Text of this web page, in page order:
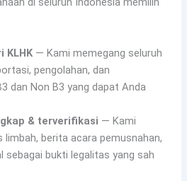
KLHK — Kami memegang seluruh
pengolahan, dan
dan Non B3 yang dapat Anda
& terverifikasi — Kami
limbah, berita acara pemusnahan,
bukti legalitas yang sah